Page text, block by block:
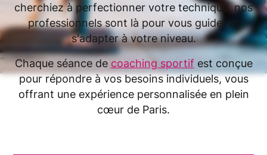
cherchiez à perfectionner votre technique, nos
professionnels sont là pour vous guider et
s'adapter à votre niveau.
Chaque séance de coaching sportif est conçue
pour répondre à vos besoins individuels, vous
offrant une expérience personnalisée en plein
cœur de Paris.